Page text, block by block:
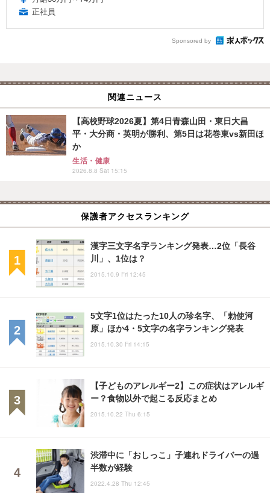
正社員
Sponsored by
関連ニュース
【高校野球2026夏】第4日青森山田・東日大昌
平・大分商・英明が勝利、第5日は花巻東vs新田ほ
か
生活・健康
2026.8.8 Sat 15:15
保護者アクセスランキング
漢字三文字名字ランキング発表…2位「長谷
川」、1位は？
2015.10.9 Fri 12:45
5文字1位はたった10人の珍名字、「勅使河
原」ほか4・5文字の名字ランキング発表
2015.10.30 Fri 14:15
【子どものアレルギー2】この症状はアレルギ
ー？食物以外で起こる反応まとめ
2015.10.22 Thu 6:15
渋滞中に「おしっこ」子連れドライバーの過
半数が経験
2022.4.28 Thu 12:45